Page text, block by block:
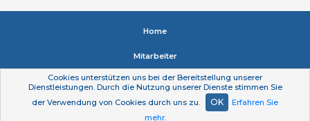
Home
Mitarbeiter
Impressum
Datenschutzerklärung
Cookies unterstützen uns bei der Bereitstellung unserer
Dienstleistungen. Durch die Nutzung unserer Dienste stimmen Sie
der Verwendung von Cookies durch uns zu.
OK
Erfahren Sie
mehr.